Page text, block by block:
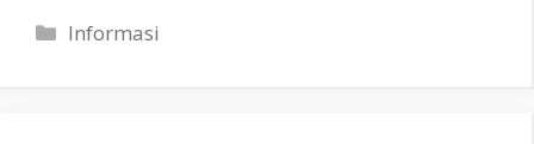
Categories
Informasi